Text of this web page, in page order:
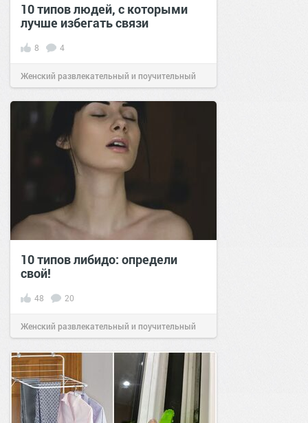
10 типов людей, с которыми
лучше избегать связи
8 4
Женский развлекательный и поучительный
сайт.23:3517 авг 2025
10 типов либидо: определи
свой!
48 20
Женский развлекательный и поучительный
сайт.13:1605 сен 2022